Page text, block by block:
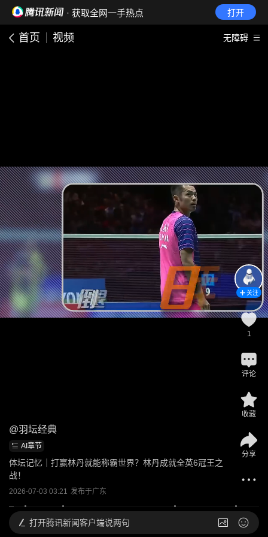
· 获取全网一手热点 打开
首页 视频 无障碍
@羽坛经典
AI章节
体坛记忆｜打赢林丹就能称霸世界？林丹成就全英6冠王之
战！
2026-07-03 03:21 发布于广东
关注
1
评论
收藏
分享
打开腾讯新闻客户端说两句